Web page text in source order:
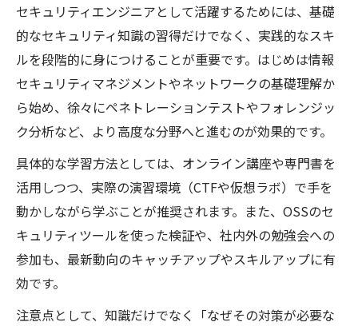
セキュリティエンジニアとして活躍するためには、基礎
的なセキュリティ知識の習得だけでなく、実践的なスキ
ルを段階的に身につけることが重要です。はじめは情報
セキュリティマネジメントやネットワークの基礎理解か
ら始め、徐々にペネトレーションテストやフォレンジッ
ク分析など、より高度な分野へと進むのが効果的です。
具体的な学習方法としては、オンライン講座や専門書を
活用しつつ、実際の演習環境（CTFや仮想ラボ）で手を
動かしながら学ぶことが推奨されます。また、OSSのセ
キュリティツールを使った検証や、社内外の勉強会への
参加も、最新動向のキャッチアップやスキルアップに有
効です。
注意点として、知識だけでなく「なぜその対策が必要な